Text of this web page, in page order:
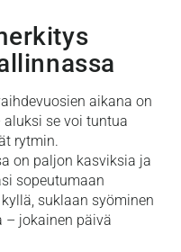
aikana on
se voi tuntua
rytmin.
on paljon kasviksia ja
sopeutumaan
suklaan syöminen
jokainen päivä